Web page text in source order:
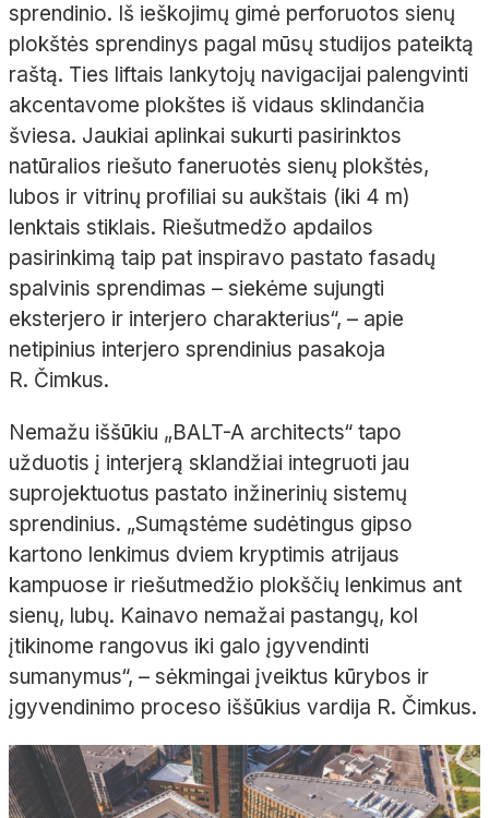
sprendinio. Iš ieškojimų gimė perforuotos sienų
plokštės sprendinys pagal mūsų studijos pateiktą
raštą. Ties liftais lankytojų navigacijai palengvinti
akcentavome plokštes iš vidaus sklindančia
šviesa. Jaukiai aplinkai sukurti pasirinktos
natūralios riešuto faneruotės sienų plokštės,
lubos ir vitrinų profiliai su aukštais (iki 4 m)
lenktais stiklais. Riešutmedžo apdailos
pasirinkimą taip pat inspiravo pastato fasadų
spalvinis sprendimas – siekėme sujungti
eksterjero ir interjero charakterius“, – apie
netipinius interjero sprendinius pasakoja
R. Čimkus.
Nemažu iššūkiu „BALT-A architects“ tapo
užduotis į interjerą sklandžiai integruoti jau
suprojektuotus pastato inžinerinių sistemų
sprendinius. „Sumąstėme sudėtingus gipso
kartono lenkimus dviem kryptimis atrijaus
kampuose ir riešutmedžio plokščių lenkimus ant
sienų, lubų. Kainavo nemažai pastangų, kol
įtikinome rangovus iki galo įgyvendinti
sumanymus“, – sėkmingai įveiktus kūrybos ir
įgyvendinimo proceso iššūkius vardija R. Čimkus.